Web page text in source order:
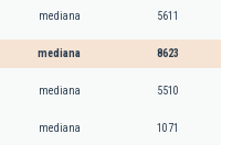
mediana 5611
mediana 8623
mediana 5510
mediana 1071